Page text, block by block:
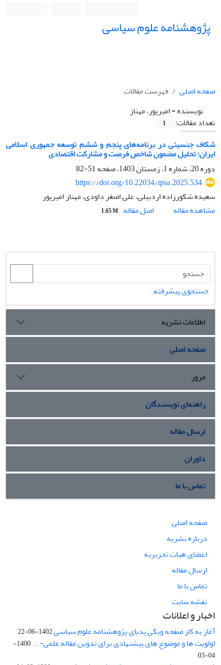
پژوهشنامه علوم سیاسی
صفحه اصلی
فهرست مقالات
نویسنده =امیرپور، مهناز
تعداد مقالات:
1
شکاف جنسیتی در برنامه‌های پنجم و ششم توسعه جمهوری اسلامی
ایران؛ تحلیل مضمون شاخص فرصت و مشارکت اقتصادی
دوره 20، شماره 1، زمستان 1403، صفحه
51-82
https://doi.org/10.22034/ipsa.2025.534
سعیده شکورزاده اردبیلی، علی اصغر داودی، مهناز امیرپور
مشاهده مقاله
اصل مقاله 1.65 M
جستجوی پیشرفته
اطلاعات نشریه
صفحه اصلی
مرور
راهنمای نویسندگان
ارسال مقاله
داوران
تماس با ما
صفحه اصلی
درباره نشریه
اعضای هیات تحریریه
ارسال مقاله
تماس با ما
نقشه سایت
اخبار و اعلانات
آغاز به کار صفحه ویکی پدیای پژوهشنامه علوم سیاسی1402-06-22
اولویت ها و موضوع های پیشنهادی برای تدوین مقاله علمی- ...
1400-
04-03